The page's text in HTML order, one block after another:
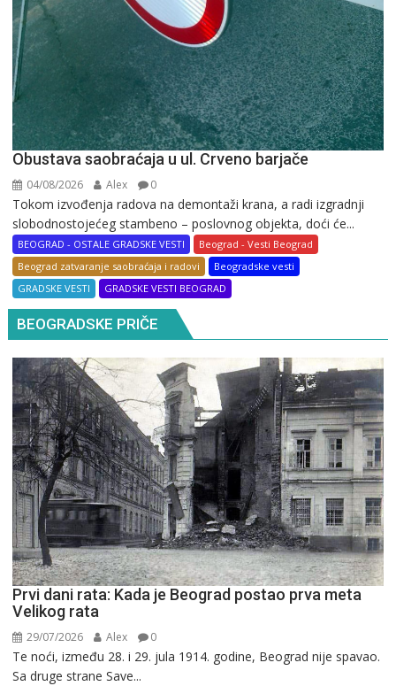
Obustava saobraćaja u ul. Crveno barjače
04/08/2026 Alex 0
Tokom izvođenja radova na demontaži krana, a radi izgradnji
slobodnostojećeg stambeno – poslovnog objekta, doći će...
BEOGRAD - OSTALE GRADSKE VESTI
Beograd - Vesti Beograd
Beograd zatvaranje saobraćaja i radovi
Beogradske vesti
GRADSKE VESTI
GRADSKE VESTI BEOGRAD
BEOGRADSKE PRIČE
Prvi dani rata: Kada je Beograd postao prva meta
Velikog rata
29/07/2026 Alex 0
Te noći, između 28. i 29. jula 1914. godine, Beograd nije spavao.
Sa druge strane Save...